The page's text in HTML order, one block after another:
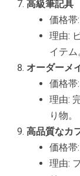
高級筆記具
価格帯
理由:
イテム
オーダーメ
価格帯
理由:
り物。
高品質なカ
価格帯
理由: